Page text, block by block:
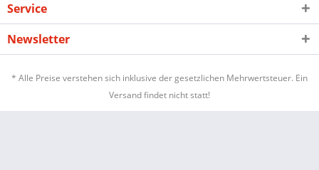
Service
Newsletter
* Alle Preise verstehen sich inklusive der gesetzlichen Mehrwertsteuer. Ein
Versand findet nicht statt!